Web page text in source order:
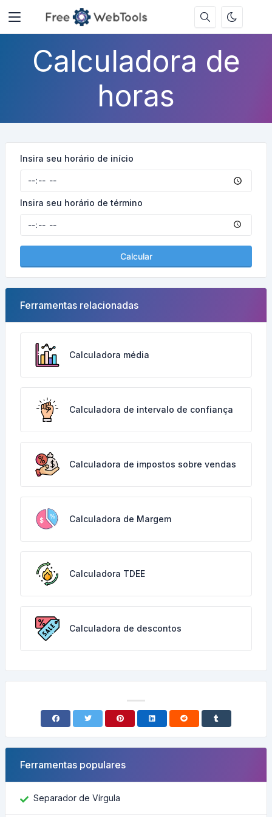
Calculadora de
horas
Insira seu horário de início
Insira seu horário de término
Calcular
Ferramentas relacionadas
Calculadora média
Calculadora de intervalo de confiança
Calculadora de impostos sobre vendas
Calculadora de Margem
Calculadora TDEE
Calculadora de descontos
Ferramentas populares
Separador de Vírgula